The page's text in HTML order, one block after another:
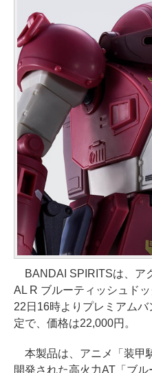
BANDAI SPIRITSは、ア
AL R ブルーティッシュド
22日16時よりプレミアム
定で、価格は22,000円。
本製品は、アニメ「装甲
開発された高火力AT「ブ